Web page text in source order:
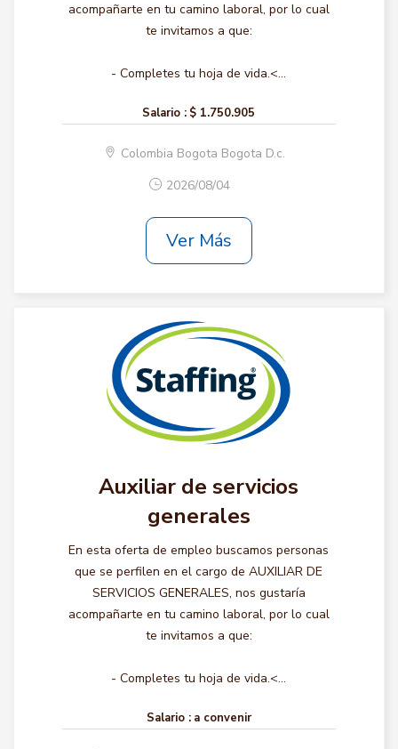
acompañarte en tu camino laboral, por lo cual
te invitamos a que:
- Completes tu hoja de vida.<...
Salario : $ 1.750.905
Colombia Bogota Bogota D.c.
2026/08/04
Ver Más
Auxiliar de servicios
generales
En esta oferta de empleo buscamos personas
que se perfilen en el cargo de AUXILIAR DE
SERVICIOS GENERALES, nos gustaría
acompañarte en tu camino laboral, por lo cual
te invitamos a que:
- Completes tu hoja de vida.<...
Salario : a convenir